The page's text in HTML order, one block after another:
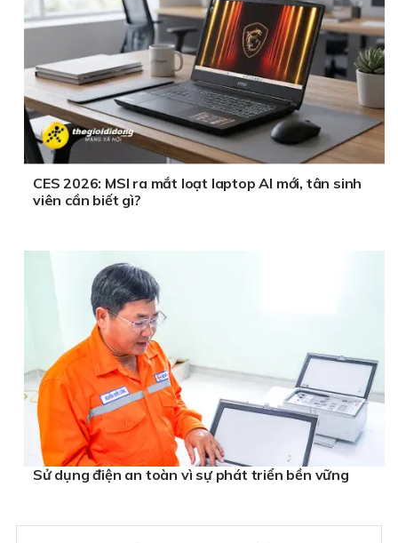
CES 2026: MSI ra mắt loạt laptop AI mới, tân sinh
viên cần biết gì?
Sử dụng điện an toàn vì sự phát triển bền vững